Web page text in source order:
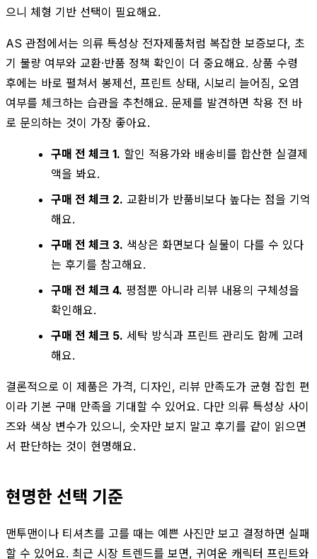
으니 체형 기반 선택이 필요해요.
AS 관점에서는 의류 특성상 전자제품처럼 복잡한 보증보다, 초
기 불량 여부와 교환·반품 정책 확인이 더 중요해요. 상품 수령
후에는 바로 펼쳐서 봉제선, 프린트 상태, 시보리 늘어짐, 오염
여부를 체크하는 습관을 추천해요. 문제를 발견하면 착용 전 바
로 문의하는 것이 가장 좋아요.
구매 전 체크 1. 할인 적용가와 배송비를 합산한 실결제
액을 봐요.
구매 전 체크 2. 교환비가 반품비보다 높다는 점을 기억
해요.
구매 전 체크 3. 색상은 화면보다 실물이 다를 수 있다
는 후기를 참고해요.
구매 전 체크 4. 평점뿐 아니라 리뷰 내용의 구체성을
확인해요.
구매 전 체크 5. 세탁 방식과 프린트 관리도 함께 고려
해요.
결론적으로 이 제품은 가격, 디자인, 리뷰 만족도가 균형 잡힌 편
이라 기본 구매 만족을 기대할 수 있어요. 다만 의류 특성상 사이
즈와 색상 변수가 있으니, 숫자만 보지 말고 후기를 같이 읽으면
서 판단하는 것이 현명해요.
현명한 선택 기준
맨투맨이나 티셔츠를 고를 때는 예쁜 사진만 보고 결정하면 실패
할 수 있어요. 최근 시장 트렌드를 보면, 귀여운 캐릭터 프린트와